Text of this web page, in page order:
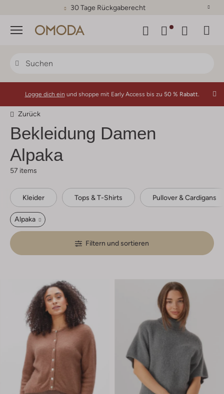
30 Tage Rückgaberecht
Menü
Logge dich ein und shoppe mit Early Access bis zu 50 % Rabatt.
Zurück
Bekleidung Damen
Alpaka
57 items
Kleider Tops & T-Shirts Pullover & Cardigans
Alpaka
Filtern und sortieren